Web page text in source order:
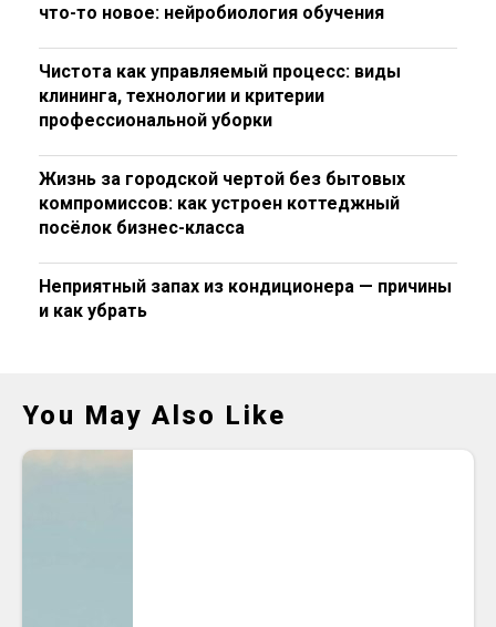
что-то новое: нейробиология обучения
Чистота как управляемый процесс: виды
клининга, технологии и критерии
профессиональной уборки
Жизнь за городской чертой без бытовых
компромиссов: как устроен коттеджный
посёлок бизнес-класса
Неприятный запах из кондиционера — причины
и как убрать
You May Also Like